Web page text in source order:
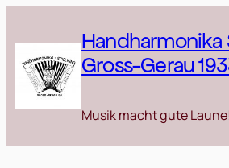
springen
Handharmonika
Gross-Gerau
Musik macht gute Laune!